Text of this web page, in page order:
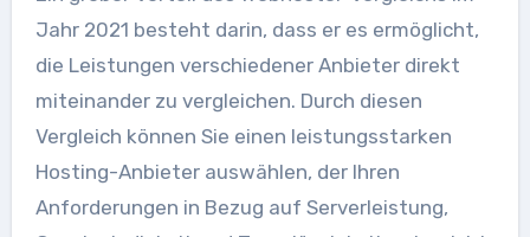
Jahr 2021 besteht darin, dass er es ermöglicht,
die Leistungen verschiedener Anbieter direkt
miteinander zu vergleichen. Durch diesen
Vergleich können Sie einen leistungsstarken
Hosting-Anbieter auswählen, der Ihren
Anforderungen in Bezug auf Serverleistung,